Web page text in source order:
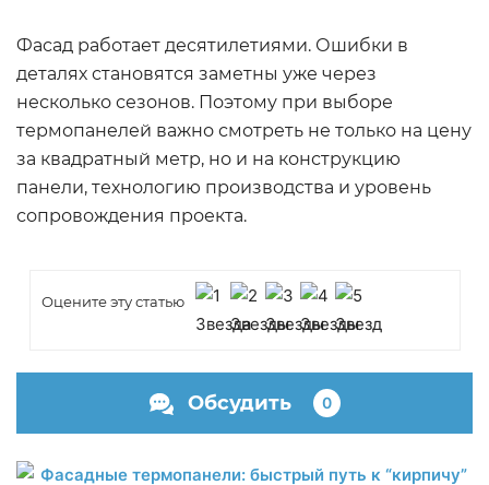
Фасад работает десятилетиями. Ошибки в
деталях становятся заметны уже через
несколько сезонов. Поэтому при выборе
термопанелей важно смотреть не только на цену
за квадратный метр, но и на конструкцию
панели, технологию производства и уровень
сопровождения проекта.
Оцените эту статью
Обсудить 0